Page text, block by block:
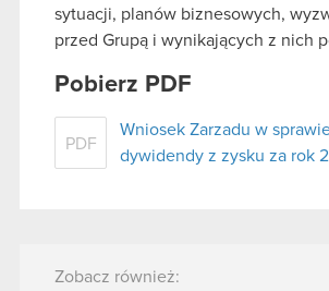
sytuacji, planów biznesowych,
przed Grupą i wynikających z nich
Pobierz PDF
PDF
Wniosek Zarzadu w
dywidendy z zysku za rok
Zobacz również: